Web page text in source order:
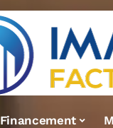
Financement